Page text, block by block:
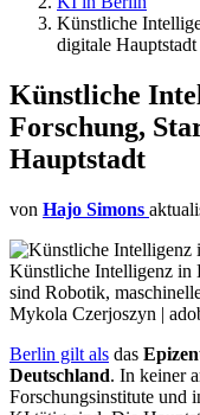
Künstliche
digitale Hauptstadt
Künstliche
Forschung,
Hauptstadt
von Hajo Simons
Künstliche Intelligenz in
sind Robotik,
Mykola Czerjoszyn |
Berlin gilt als das
Deutschland. In keiner
Forschungsinstitute und